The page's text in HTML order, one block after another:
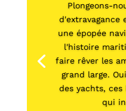
Plongeons-
d'extravagance
une épopée
l'histoire
faire rêver les
grand large.
des yachts, ces
qui